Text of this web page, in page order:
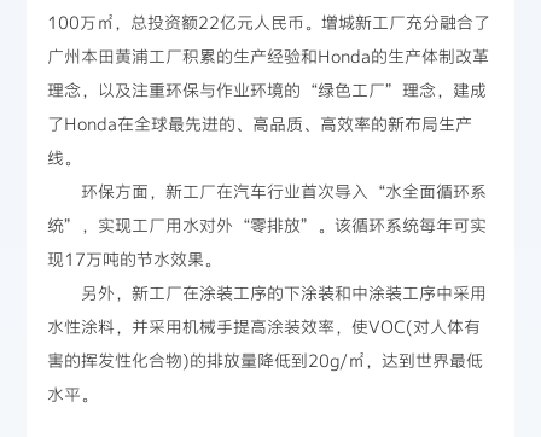
100万㎡，总投资额22亿元人民币。増城新工厂充分融合了
广州本田黄浦工厂积累的生产经验和Honda的生产体制改革
理念，以及注重环保与作业环境的“绿色工厂”理念，建成
了Honda在全球最先进的、高品质、高效率的新布局生产
线。
环保方面，新工厂在汽车行业首次导入“水全面循环系
统”，实现工厂用水对外“零排放”。该循环系统每年可实
现17万吨的节水效果。
另外，新工厂在涂装工序的下涂装和中涂装工序中采用
水性涂料，并采用机械手提高涂装效率，使VOC(对人体有
害的挥发性化合物)的排放量降低到20g/㎡，达到世界最低
水平。